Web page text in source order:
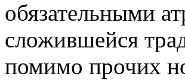
обязательными
сложившейся
помимо прочих